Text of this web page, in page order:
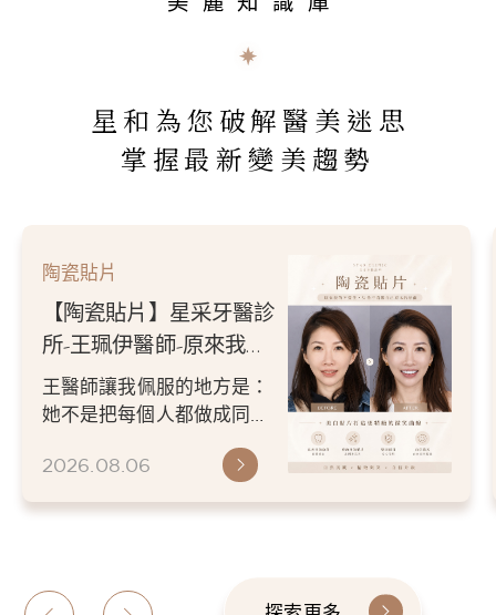
星和為您破解醫美迷思
掌握最新變美趨勢
陶瓷貼片
【陶瓷貼片】星采牙醫診
所-王珮伊醫師-原來我的
不愛笑，只是不喜歡自己
原本的牙齒
王醫師讓我佩服的地方是：
她不是把每個人都做成同一
更適合自己的樣子。 現...
2026.08.06